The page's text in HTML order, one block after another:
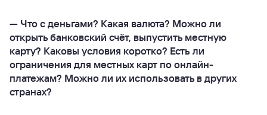
— Что с деньгами? Какая валюта? Можно ли
открыть банковский счёт, выпустить местную
карту? Каковы условия коротко? Есть ли
ограничения для местных карт по онлайн-
платежам? Можно ли их использовать в других
странах?